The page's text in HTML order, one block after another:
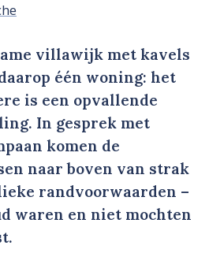
villawijk met kavels
één woning: het
is een opvallende
In gesprek met
komen de
naar boven van strak
randvoorwaarden –
waren en niet mochten